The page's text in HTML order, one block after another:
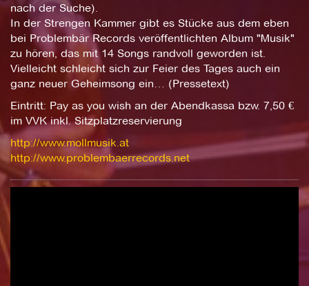
nach der Suche).
In der Strengen Kammer gibt es Stücke aus dem eben
bei Problembär Records veröffentlichten Album "Musik"
zu hören, das mit 14 Songs randvoll geworden ist.
Vielleicht schleicht sich zur Feier des Tages auch ein
ganz neuer Geheimsong ein… (Pressetext)
Eintritt: Pay as you wish an der Abendkassa bzw. 7,50 €
im VVK inkl. Sitzplatzreservierung
http://www.mollmusik.at
http://www.problembaerrecords.net